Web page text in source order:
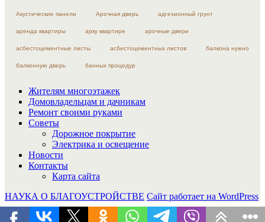
Акустические панели Арочная дверь адгезионный грунт
аренда квартиры арку квартире арочные двери
асбестоцементные листы асбестоцементных листов балкона нужно
балконную дверь банных процедур
Жителям многоэтажек
Домовладельцам и дачникам
Ремонт своими руками
Советы
Дорожное покрытие
Электрика и освещение
Новости
Контакты
Карта сайта
НАУКА О БЛАГОУСТРОЙСТВЕ Сайт работает на WordPress